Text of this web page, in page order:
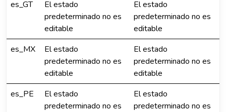
es_GT
El estado
predeterminado no es
editable
El estado
predeterminado no es
editable
es_MX
El estado
predeterminado no es
editable
El estado
predeterminado no es
editable
es_PE
El estado
predeterminado no es
El estado
predeterminado no es